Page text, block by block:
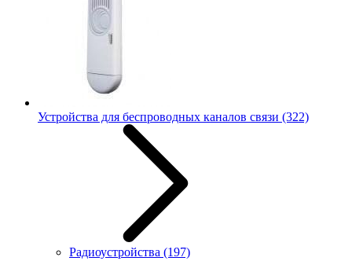
Устройства для беспроводных каналов связи (322)
Радиоустройства (197)